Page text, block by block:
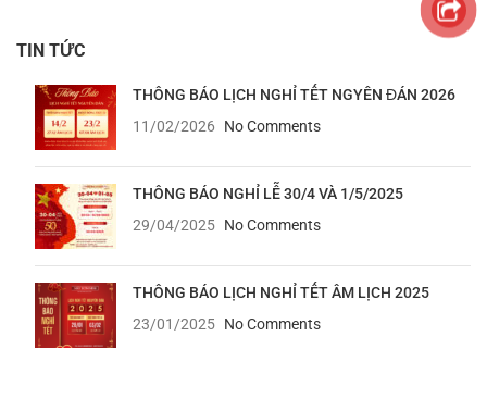
TIN TỨC
THÔNG BÁO LỊCH NGHỈ TẾT NGYÊN ĐÁN 2026
11/02/2026
No Comments
THÔNG BÁO NGHỈ LỄ 30/4 VÀ 1/5/2025
29/04/2025 No Comments
THÔNG BÁO LỊCH NGHỈ TẾT ÂM LỊCH 2025
23/01/2025 No Comments